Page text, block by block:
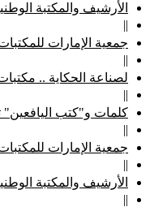
الأرشيف والمكتبة
||
جمعية الإمارات
||
لصناعة الحكاية ..
||
كلمات و"كتب اليافعين" تهديان 350 كتاباً لأطفال
||
جمعية الإمارات
||
الأرشيف والمكتبة
||